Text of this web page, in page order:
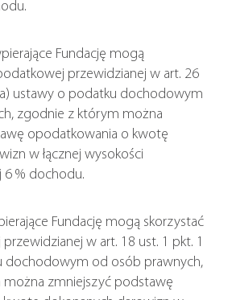
Fundację mogą
przewidzianej w art. 26
ustawy o podatku dochodowym
zgodnie z którym można
opodatkowania o kwotę
w łącznej wysokości
6 % dochodu.
Fundację mogą skorzystać
w art. 18 ust. 1 pkt. 1
dochodowym od osób prawnych,
zmniejszyć podstawę